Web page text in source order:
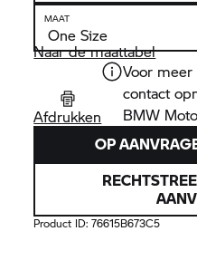
MAAT
Naar de maattabel
Afdrukken
Voor
contact
BMW
OP
Product ID:76615B673C5